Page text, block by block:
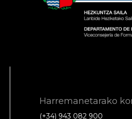
Harremanetarako
(+34) 943 082 900